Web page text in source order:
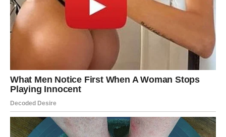
osećaš da se stvari konačno pomeraju u pravom smeru.
Partner pokazuje ozbiljnost, odgovornost i spremnost da
gradi budućnost sa tobom. Ovo je period u kojem se
donose važne odluke.
Slobodni Jarčevi mogu započeti odnos koji ima
dugoročan potencijal. Ovo nije nagla strast, već zrela
ljubav koja se gradi na poverenju. Srce se polako otvara,
ali kada se otvori – to je zauvek.